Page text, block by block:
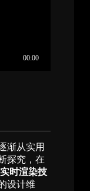
渐从实用
探究，在
实时渲染技
设计维